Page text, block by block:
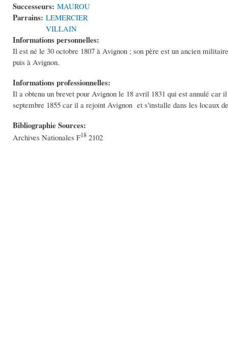
Successeurs: MAUROU
Parrains: LEMERCIER
VILLAIN
Informations personnelles:
Il est né le 30 octobre 1807 à Avignon ; son père est un ancien
puis à Avignon.
Informations professionnelles:
Il a obtenu un brevet pour Avignon le 18 avril 1831 qui est annulé
septembre 1855 car il a rejoint Avignon et s'installe dans les locaux
Bibliographie Sources:
Archives Nationales F18 2102